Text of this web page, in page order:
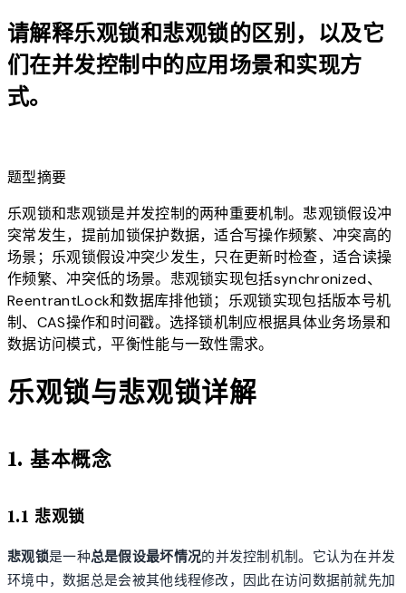
请解释乐观锁和悲观锁的区别，以及它
们在并发控制中的应用场景和实现方
式。
题型摘要
乐观锁和悲观锁是并发控制的两种重要机制。悲观锁假设冲
突常发生，提前加锁保护数据，适合写操作频繁、冲突高的
场景；乐观锁假设冲突少发生，只在更新时检查，适合读操
作频繁、冲突低的场景。悲观锁实现包括synchronized、
ReentrantLock和数据库排他锁；乐观锁实现包括版本号机
制、CAS操作和时间戳。选择锁机制应根据具体业务场景和
数据访问模式，平衡性能与一致性需求。
乐观锁与悲观锁详解
1. 基本概念
1.1 悲观锁
悲观锁是一种总是假设最坏情况的并发控制机制。它认为在并发
环境中，数据总是会被其他线程修改，因此在访问数据前就先加